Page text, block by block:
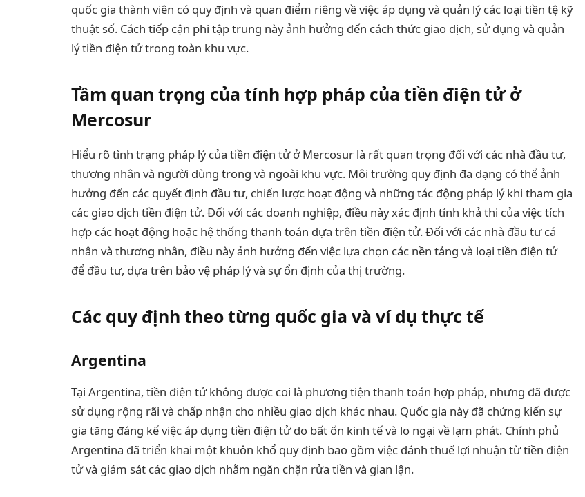
quốc gia thành viên có quy định và quan điểm riêng về việc áp dụng và quản lý các loại tiền tệ kỹ
thuật số. Cách tiếp cận phi tập trung này ảnh hưởng đến cách thức giao dịch, sử dụng và quản
lý tiền điện tử trong toàn khu vực.
Tầm quan trọng của tính hợp pháp của tiền điện tử ở
Mercosur
Hiểu rõ tình trạng pháp lý của tiền điện tử ở Mercosur là rất quan trọng đối với các nhà đầu tư,
thương nhân và người dùng trong và ngoài khu vực. Môi trường quy định đa dạng có thể ảnh
hưởng đến các quyết định đầu tư, chiến lược hoạt động và những tác động pháp lý khi tham gia
các giao dịch tiền điện tử. Đối với các doanh nghiệp, điều này xác định tính khả thi của việc tích
hợp các hoạt động hoặc hệ thống thanh toán dựa trên tiền điện tử. Đối với các nhà đầu tư cá
nhân và thương nhân, điều này ảnh hưởng đến việc lựa chọn các nền tảng và loại tiền điện tử
để đầu tư, dựa trên bảo vệ pháp lý và sự ổn định của thị trường.
Các quy định theo từng quốc gia và ví dụ thực tế
Argentina
Tại Argentina, tiền điện tử không được coi là phương tiện thanh toán hợp pháp, nhưng đã được
sử dụng rộng rãi và chấp nhận cho nhiều giao dịch khác nhau. Quốc gia này đã chứng kiến sự
gia tăng đáng kể việc áp dụng tiền điện tử do bất ổn kinh tế và lo ngại về lạm phát. Chính phủ
Argentina đã triển khai một khuôn khổ quy định bao gồm việc đánh thuế lợi nhuận từ tiền điện
tử và giám sát các giao dịch nhằm ngăn chặn rửa tiền và gian lận.